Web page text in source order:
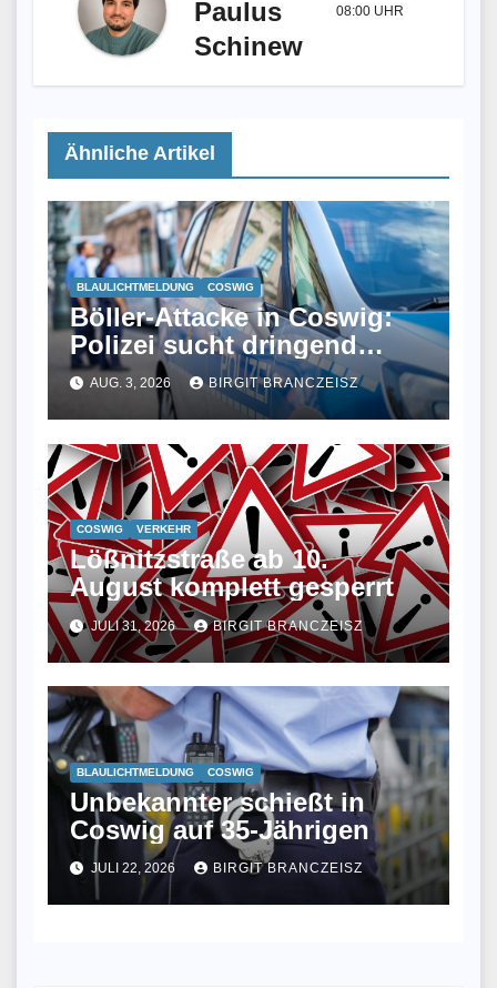
Paulus
Schinew
08:00 UHR
Ähnliche Artikel
BLAULICHTMELDUNG COSWIG
Böller-Attacke in Coswig:
Polizei sucht dringend
Zeugen
AUG. 3, 2026 BIRGIT BRANCZEISZ
COSWIG VERKEHR
Lößnitzstraße ab 10.
August komplett gesperrt
JULI 31, 2026 BIRGIT BRANCZEISZ
BLAULICHTMELDUNG COSWIG
Unbekannter schießt in
Coswig auf 35-Jährigen
JULI 22, 2026 BIRGIT BRANCZEISZ